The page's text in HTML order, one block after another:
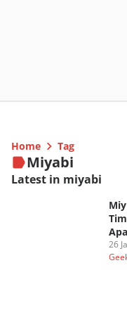
Home Tag
Miyabi
Latest in miyabi
26